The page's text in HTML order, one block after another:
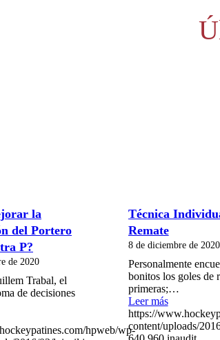
la
del Portero
P?
de 2020
Trabal, el
de decisiones
hpweb/wp-
Técnica
Remate
8 de diciembre de 2020
Personalmente
bonitos los goles de
primeras;…
Leer más
https://
content/uploads/